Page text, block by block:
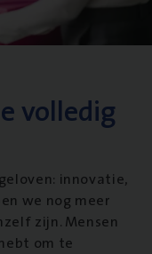
volledig
innovatie,
we nog meer
zijn. Mensen
om te